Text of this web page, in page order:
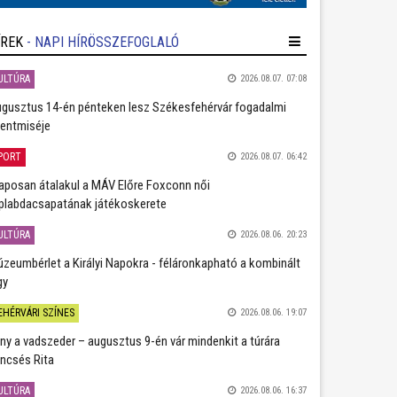
- NAPI HÍRÖSSZEFOGLALÓ
2026.08.07. 07:08
14-én pénteken lesz Székesfehérvár fogadalmi
2026.08.07. 06:42
átalakul a MÁV Előre Foxconn női
játékoskerete
2026.08.06. 20:23
a Királyi Napokra - féláronkapható a kombinált
SZÍNES 2026.08.06. 19:07
a vadszeder – augusztus 9-én vár mindenkit a túrára
Rita
2026.08.06. 16:37